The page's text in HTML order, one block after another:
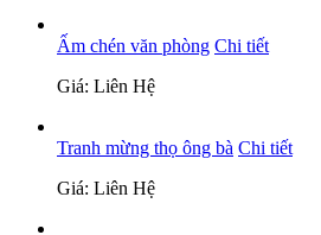
Ấm chén văn phòng Chi tiết
Giá: Liên Hệ
Tranh mừng thọ ông bà Chi tiết
Giá: Liên Hệ